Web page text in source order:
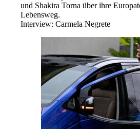
und Shakira Torna über ihre
Lebensweg.
Interview: Carmela Negrete